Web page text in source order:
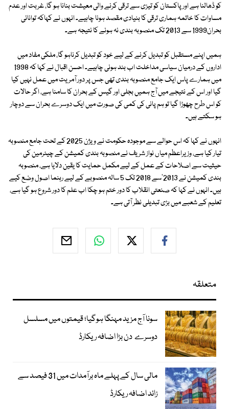
کو ڈھالنا ہے اور پاکستان کو تیزی سے ترقی کرنے والی معیشت بنانا ہو گا، غربت اور عدم
مساوات کا خاتمہ ہماری ترقی کا بنیادی مقصد ہونا چاہیے۔ انہوں نے کہاکہ توانائی
بحران1999 سے 2013 تک منصوبہ بندی نہ ہونے کا نتیجہ ہے۔
ہمیں اپنے مستقبل کو تبدیل کرنے کے لیے خود کو تبدیل کرناہو گا، ملکی مفاد میں
اداروں کے درمیان سیاسی مداخلت اب بند ہونی چاہیے۔ احسن اقبال نے کہا کہ 1998
میں ہمارے پاس ایک جامع منصوبہ بندی تھی جس پر دور آمریت میں عمل نہیں کیا
گیا اور اس کے نتیجے میں آج ہمیں بجلی اور گیس کے بحران کا سامنا ہے، اگر حالات
کو اس طرح چھوڑا گیا تو ہم پانی کی کمی کی صورت میں ایک دوسرے بحران سے دوچار
ہو سکتے ہیں۔
انہوں نے کہا کہ اس حوالے سے موجودہ حکومت نے ویژن 2025 کے تحت جامع منصوبہ
تیار کیا ہے، وزیراعظم میاں نواز شریف نے منصوبہ بندی کمیشن کے چیئرمین کی
حیثیت سے اصلاحات کے عمل کے لیے مکمل حمایت کا یقین دلایا ہے، منصوبہ
بندی کمیشن نے 2013'سے 2018 تک 5 سالہ منصوبے کے لیے رہنما اصول وضع کیے
ہیں۔ انہوں نے کہا کہ صنعتی انقلاب کا دور ختم ہو چکا اب علم کا دور شروع ہو گیا ہے،
تعلیم کے شعبے میں بڑی تبدیلی نظر آتی ہے۔
متعلقہ
سونا آج مزید مہنگا ہوگیا؛ قیمتوں میں مسلسل
دوسرے دن بڑا اضافہ ریکارڈ
مالی سال کے پہلے ماہ برآمدات میں 31 فیصد سے
زائد اضافہ ریکارڈ